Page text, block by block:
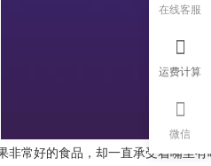
非常好的食品，却一直承受着嘴里
在线客服
运费计算
微信